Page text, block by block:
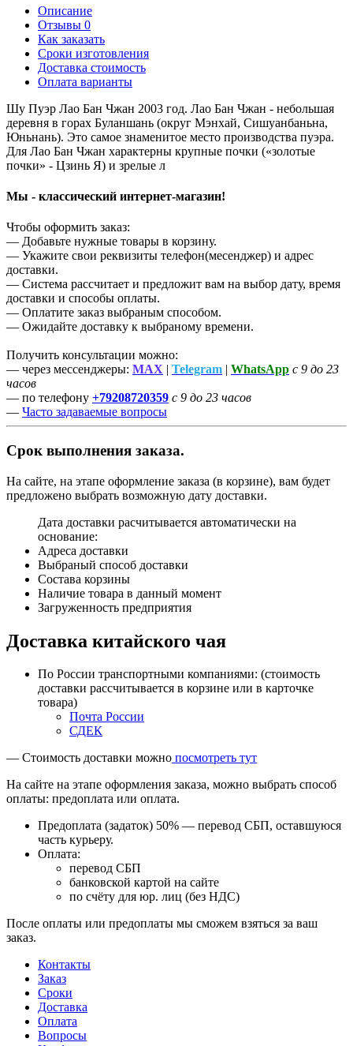
Описание
Отзывы 0
Как заказать
Сроки изготовления
Доставка стоимость
Оплата варианты
Шу Пуэр Лао Бан Чжан 2003 год. Лао Бан Чжан - небольшая
деревня в горах Буланшань (округ Мэнхай, Сишуанбаньна,
Юньнань). Это самое знаменитое место производства пуэра.
Для Лао Бан Чжан характерны крупные почки («золотые
почки» - Цзинь Я) и зрелые л
Мы - классический интернет-магазин!
Чтобы оформить заказ:
— Добавьте нужные товары в корзину.
— Укажите свои реквизиты телефон(месенджер) и адрес
доставки.
— Система рассчитает и предложит вам на выбор дату, время
доставки и способы оплаты.
— Оплатите заказ выбраным способом.
— Ожидайте доставку к выбраному времени.
Получить консультации можно:
— через мессенджеры: MAX | Telegram | WhatsApp с 9 до 23
часов
— по телефону +79208720359 с 9 до 23 часов
— Часто задаваемые вопросы
Срок выполнения заказа.
На сайте, на этапе оформление заказа (в корзине), вам будет
предложено выбрать возможную дату доставки.
Дата доставки расчитывается автоматически на
основание:
Адреса доставки
Выбраный способ доставки
Состава корзины
Наличие товара в данный момент
Загруженность предприятия
Доставка китайского чая
По России транспортными компаниями: (стоимость
доставки рассчитывается в корзине или в карточке
товара)
Почта России
СДЕК
— Стоимость доставки можно посмотреть тут
На сайте на этапе оформления заказа, можно выбрать способ
оплаты: предоплата или оплата.
Предоплата (задаток) 50% — перевод СБП, оставшуюся
часть курьеру.
Оплата:
перевод СБП
банковской картой на сайте
по счёту для юр. лиц (без НДС)
После оплаты или предоплаты мы сможем взяться за ваш
заказ.
Контакты
Заказ
Cроки
Доставка
Оплата
Вопросы